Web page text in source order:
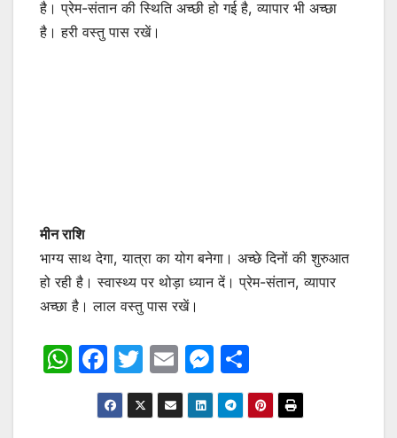
है। प्रेम-संतान की स्थिति अच्छी हो गई है, व्यापार भी अच्छा
है। हरी वस्तु पास रखें।
मीन राशि
भाग्य साथ देगा, यात्रा का योग बनेगा। अच्छे दिनों की शुरुआत
हो रही है। स्वास्थ्य पर थोड़ा ध्यान दें। प्रेम-संतान, व्यापार
अच्छा है। लाल वस्तु पास रखें।
W F
a
c
T
w
itt
E
m
ai
M
e
s
h
ar